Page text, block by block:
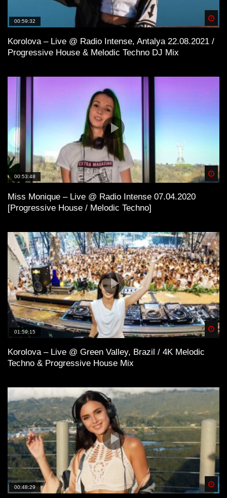
00:59:32
Korolova – Live @ Radio Intense, Antalya 22.08.2021 /
Progressive House & Melodic Techno DJ Mix
00:53:48
Miss Monique – Live @ Radio Intense 07.04.2020
[Progressive House / Melodic Techno]
01:59:15
Korolova – Live @ Green Valley, Brazil / 4K Melodic
Techno & Progressive House Mix
00:48:29